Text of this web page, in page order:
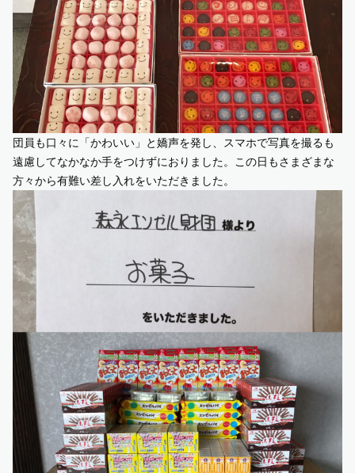
団員も口々に「かわいい」と嬌声を発し、スマホで写真を撮るも
遠慮してなかなか手をつけずにおりました。この日もさまざまな
方々から有難い差し入れをいただきました。